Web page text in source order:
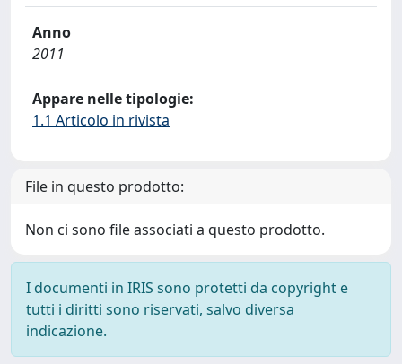
Anno
2011
Appare nelle tipologie:
1.1 Articolo in rivista
File in questo prodotto:
Non ci sono file associati a questo prodotto.
I documenti in IRIS sono protetti da copyright e
tutti i diritti sono riservati, salvo diversa
indicazione.